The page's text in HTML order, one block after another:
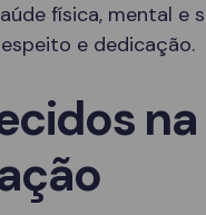
física, mental e
e dedicação.
na